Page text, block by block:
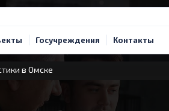
Госучреждения Контакты
в Омске